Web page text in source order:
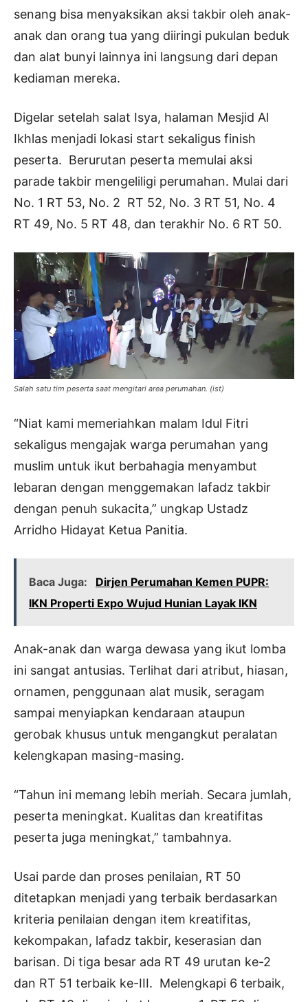
senang bisa menyaksikan aksi takbir oleh anak-
anak dan orang tua yang diiringi pukulan beduk
dan alat bunyi lainnya ini langsung dari depan
kediaman mereka.
Digelar setelah salat Isya, halaman Mesjid Al
Ikhlas menjadi lokasi start sekaligus finish
peserta. Berurutan peserta memulai aksi
parade takbir mengeliligi perumahan. Mulai dari
No. 1 RT 53, No. 2 RT 52, No. 3 RT 51, No. 4
RT 49, No. 5 RT 48, dan terakhir No. 6 RT 50.
Salah satu tim peserta saat mengitari area perumahan. (ist)
“Niat kami memeriahkan malam Idul Fitri
sekaligus mengajak warga perumahan yang
muslim untuk ikut berbahagia menyambut
lebaran dengan menggemakan lafadz takbir
dengan penuh sukacita,” ungkap Ustadz
Arridho Hidayat Ketua Panitia.
Baca Juga:
Dirjen Perumahan Kemen PUPR:
IKN Properti Expo Wujud Hunian Layak IKN
Anak-anak dan warga dewasa yang ikut lomba
ini sangat antusias. Terlihat dari atribut, hiasan,
ornamen, penggunaan alat musik, seragam
sampai menyiapkan kendaraan ataupun
gerobak khusus untuk mengangkut peralatan
kelengkapan masing-masing.
“Tahun ini memang lebih meriah. Secara jumlah,
peserta meningkat. Kualitas dan kreatifitas
peserta juga meningkat,” tambahnya.
Usai parde dan proses penilaian, RT 50
ditetapkan menjadi yang terbaik berdasarkan
kriteria penilaian dengan item kreatifitas,
kekompakan, lafadz takbir, keserasian dan
barisan. Di tiga besar ada RT 49 urutan ke-2
dan RT 51 terbaik ke-III. Melengkapi 6 terbaik,